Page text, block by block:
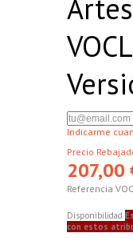
Indicarme
Precio
207,00
Referencia
Disponibilidad
con estos